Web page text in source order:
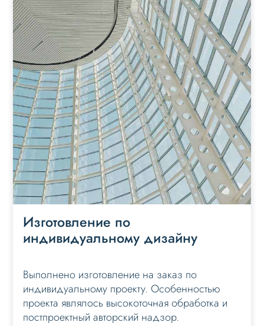
Изготовление по
индивидуальному дизайну
Выполнено изготовление на заказ по
индивидуальному проекту. Особенностью
проекта являлось высокоточная обработка и
постпроектный авторский надзор.